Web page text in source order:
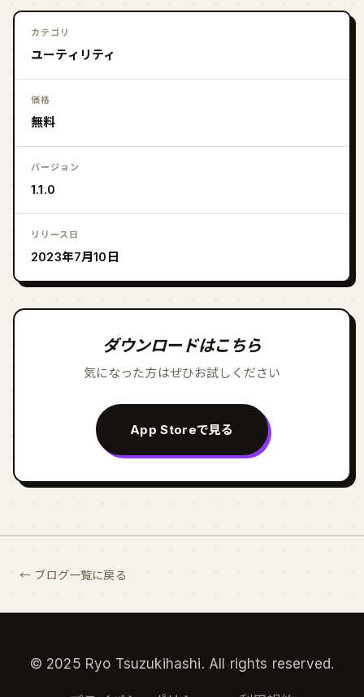
カテゴリ
ユーティリティ
価格
無料
バージョン
1.1.0
リリース日
2023年7月10日
ダウンロードはこちら
気になった方はぜひお試しください
App Storeで見る
← ブログ一覧に戻る
© 2025 Ryo Tsuzukihashi. All rights reserved.